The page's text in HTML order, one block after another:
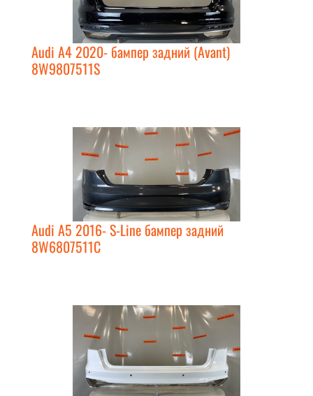
Audi A4 2020- бампер задний (Avant)
8W9807511S
Audi A5 2016- S-Line бампер задний
8W6807511C